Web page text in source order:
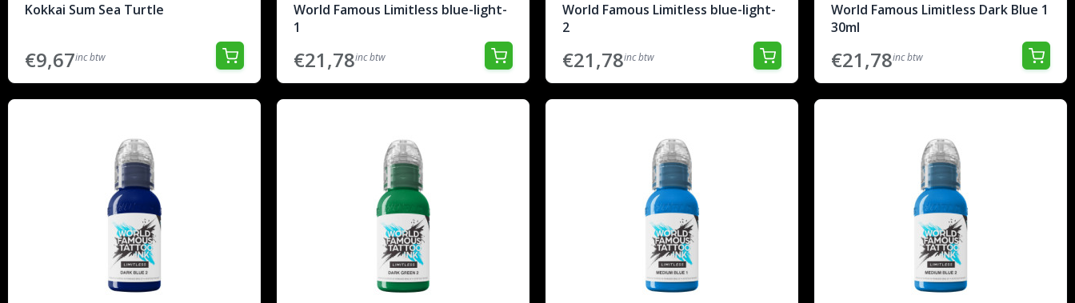
Kokkai Sum Sea Turtle
€9,67inc btw
World Famous Limitless blue-light-
1
€21,78inc btw
World Famous Limitless blue-light-
2
€21,78inc btw
World Famous Limitless Dark Blue 1
30ml
€21,78inc btw